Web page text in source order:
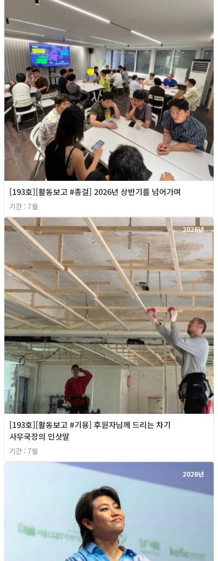
[193호][활동보고 #종걸] 2026년 상반기를 넘어가며
기간 : 7월
2026년
[193호][활동보고 #기용] 후원자님께 드리는 차기
사무국장의 인삿말
기간 : 7월
2026년